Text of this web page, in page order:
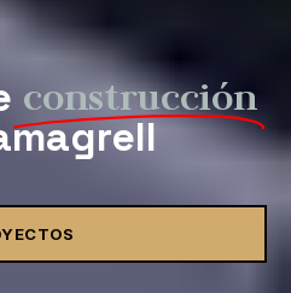
construcción